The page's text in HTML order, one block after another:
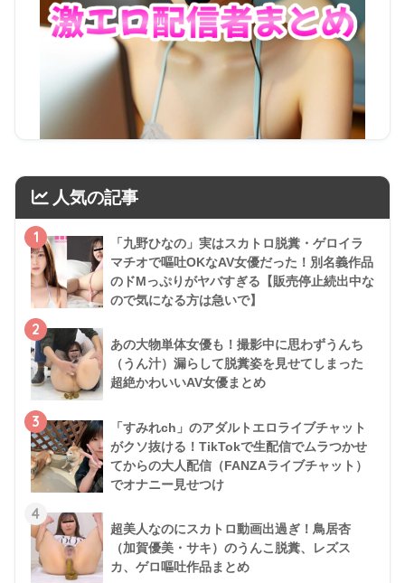
人気の記事
1
「九野ひなの」実はスカトロ脱糞・ゲロイラ
マチオで嘔吐OKなAV女優だった！別名義作品
のドMっぷりがヤバすぎる【販売停止続出中な
ので気になる方は急いで】
2
あの大物単体女優も！撮影中に思わずうんち
（うん汁）漏らして脱糞姿を見せてしまった
超絶かわいいAV女優まとめ
3
「すみれch」のアダルトエロライブチャット
がクソ抜ける！TikTokで生配信でムラつかせ
てからの大人配信（FANZAライブチャット）
でオナニー見せつけ
4
超美人なのにスカトロ動画出過ぎ！鳥居杏
（加賀優美・サキ）のうんこ脱糞、レズス
カ、ゲロ嘔吐作品まとめ